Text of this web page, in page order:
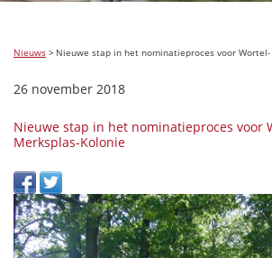
Nieuws > Nieuwe stap in het nominatieproces voor Wortel-
26 november 2018
Nieuwe stap in het nominatieproces voor
Merksplas-Kolonie